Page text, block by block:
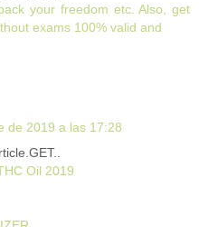
your freedom etc. Also, get
exams 100% valid and
de 2019 a las 17:28
Oil 2019